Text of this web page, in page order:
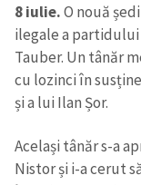
8 iulie.O nouă
ilegale a partidului
Tauber. Un tânăr
cu lozinci în
și a lui Ilan Șor.
Același tânăr s-a
Nistor și i-a cerut
ȘTIREA MEA
Titlu+